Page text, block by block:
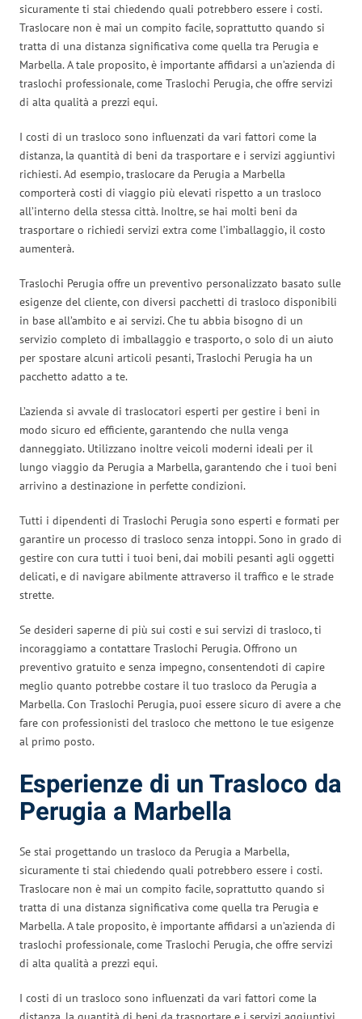
sicuramente ti stai chiedendo quali potrebbero essere i costi.
Traslocare non è mai un compito facile, soprattutto quando si
tratta di una distanza significativa come quella tra Perugia e
Marbella. A tale proposito, è importante affidarsi a un’azienda di
traslochi professionale, come Traslochi Perugia, che offre servizi
di alta qualità a prezzi equi.
I costi di un trasloco sono influenzati da vari fattori come la
distanza, la quantità di beni da trasportare e i servizi aggiuntivi
richiesti. Ad esempio, traslocare da Perugia a Marbella
comporterà costi di viaggio più elevati rispetto a un trasloco
all’interno della stessa città. Inoltre, se hai molti beni da
trasportare o richiedi servizi extra come l’imballaggio, il costo
aumenterà.
Traslochi Perugia offre un preventivo personalizzato basato sulle
esigenze del cliente, con diversi pacchetti di trasloco disponibili
in base all’ambito e ai servizi. Che tu abbia bisogno di un
servizio completo di imballaggio e trasporto, o solo di un aiuto
per spostare alcuni articoli pesanti, Traslochi Perugia ha un
pacchetto adatto a te.
L’azienda si avvale di traslocatori esperti per gestire i beni in
modo sicuro ed efficiente, garantendo che nulla venga
danneggiato. Utilizzano inoltre veicoli moderni ideali per il
lungo viaggio da Perugia a Marbella, garantendo che i tuoi beni
arrivino a destinazione in perfette condizioni.
Tutti i dipendenti di Traslochi Perugia sono esperti e formati per
garantire un processo di trasloco senza intoppi. Sono in grado di
gestire con cura tutti i tuoi beni, dai mobili pesanti agli oggetti
delicati, e di navigare abilmente attraverso il traffico e le strade
strette.
Se desideri saperne di più sui costi e sui servizi di trasloco, ti
incoraggiamo a contattare Traslochi Perugia. Offrono un
preventivo gratuito e senza impegno, consentendoti di capire
meglio quanto potrebbe costare il tuo trasloco da Perugia a
Marbella. Con Traslochi Perugia, puoi essere sicuro di avere a che
fare con professionisti del trasloco che mettono le tue esigenze
al primo posto.
Esperienze di un Trasloco da
Perugia a Marbella
Se stai progettando un trasloco da Perugia a Marbella,
sicuramente ti stai chiedendo quali potrebbero essere i costi.
Traslocare non è mai un compito facile, soprattutto quando si
tratta di una distanza significativa come quella tra Perugia e
Marbella. A tale proposito, è importante affidarsi a un’azienda di
traslochi professionale, come Traslochi Perugia, che offre servizi
di alta qualità a prezzi equi.
I costi di un trasloco sono influenzati da vari fattori come la